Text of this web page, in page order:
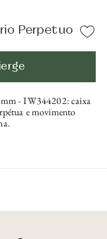
Perpetuo
- IW344202: caixa
e movimento